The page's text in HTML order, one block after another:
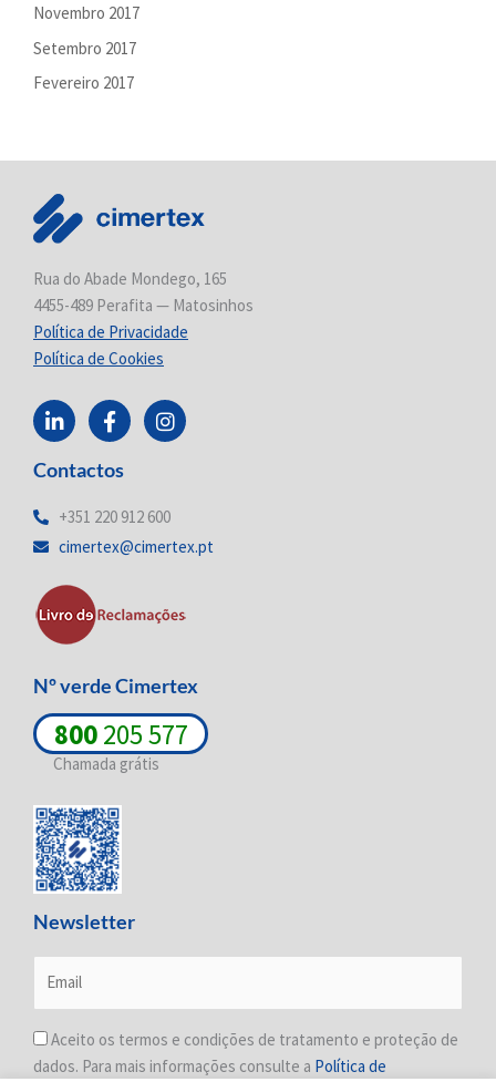
Novembro 2017
Setembro 2017
Fevereiro 2017
Rua do Abade Mondego, 165
4455-489 Perafita — Matosinhos
Política de Privacidade
Política de Cookies
L
i
n
k
d
n
i
n
F
a
c
e
o
k
I
n
s
g
a
Contactos
+351 220 912 600
cimertex@cimertex.pt
Nº verde Cimertex
800205 577
Chamada grátis
Newsletter
Aceito os termos e condições de tratamento e proteção de
dados. Para mais informações consulte a Política de